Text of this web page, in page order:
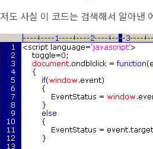
저도 사실 이 코드는 검색해서 알아낸